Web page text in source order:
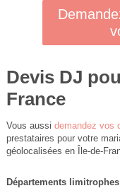
Devis DJ
France
Vous aussi demandez vos
prestataires pour votre
géolocalisées en Île-de-
Départements limitrophes